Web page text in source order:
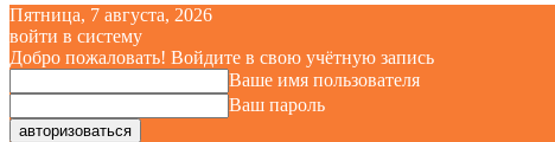
Пятница, 7 августа, 2026
войти в систему
Добро пожаловать! Войдите в свою учётную запись
Ваше имя пользователя
Ваш пароль